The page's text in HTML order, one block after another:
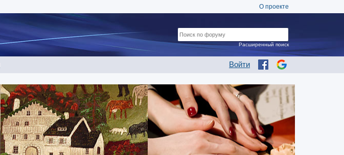
О проекте
Войти
Расширенный поиск